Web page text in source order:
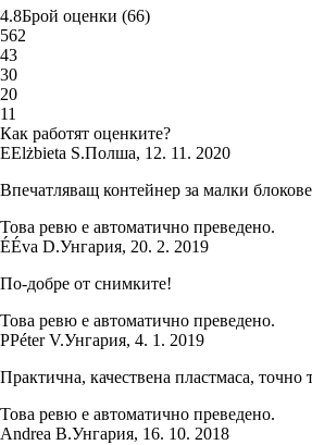
4.8Брой оценки (66)
562
43
30
20
11
Как работят оценките?
EElżbieta S.Полша, 12. 11. 2020
Впечатляващ контейнер за малки
Това ревю е автоматично преведено.
ÉÉva D.Унгария, 20. 2. 2019
По-добре от снимките!
Това ревю е автоматично преведено.
PPéter V.Унгария, 4. 1. 2019
Практична, качествена пластмаса, точно
Това ревю е автоматично преведено.
Andrea B.Унгария, 16. 10. 2018